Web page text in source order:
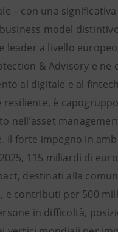
– con una
model
leader a livello
& Advisory e ne
al digitale e al
resiliente, è
nell’asset
Il forte impegno in
115 miliardi di
destinati alla
e contributi per 500
in difficoltà,